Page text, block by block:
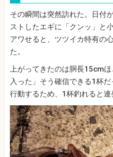
その瞬間は突然訪れた。日付
ストしたエギに「クンッ」と
アワせると、ツツイカ特有の
た。
上がってきたのは胴長15cm
入った」そう確信できる1杯
行動するため、1杯釣れると連